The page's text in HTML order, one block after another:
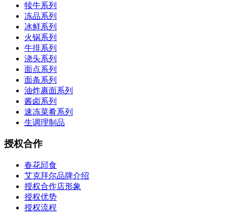
犊牛系列
冻品系列
冰鲜系列
火锅系列
牛排系列
浇头系列
面点系列
面条系列
油炸裹面系列
酱卤系列
速冻菜肴系列
生调理制品
授权合作
春花邱食
艾克拜尔品牌介绍
授权合作店形象
授权优势
授权流程